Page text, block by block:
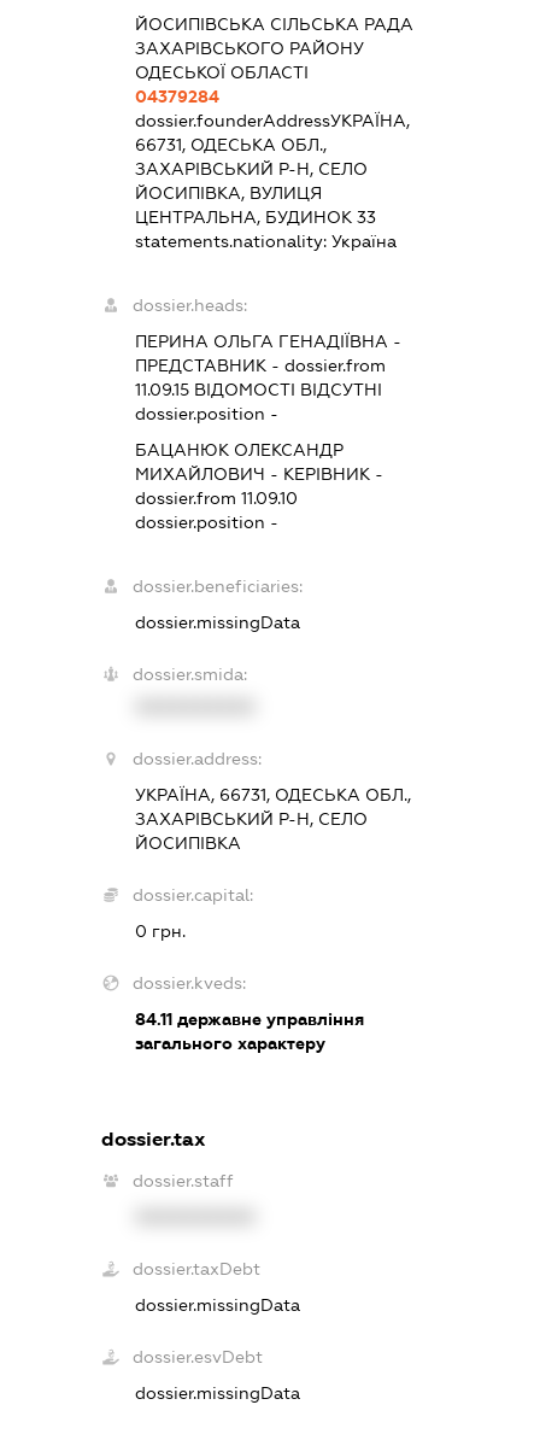
ЙОСИПІВСЬКА СІЛЬСЬКА РАДА
ЗАХАРІВСЬКОГО РАЙОНУ
ОДЕСЬКОЇ ОБЛАСТІ
04379284
dossier.founderAddressУКРАЇНА,
66731, ОДЕСЬКА ОБЛ.,
ЗАХАРІВСЬКИЙ Р-Н, СЕЛО
ЙОСИПІВКА, ВУЛИЦЯ
ЦЕНТРАЛЬНА, БУДИНОК 33
statements.nationality: Україна
dossier.heads:
ПЕРИНА ОЛЬГА ГЕНАДІЇВНА -
ПРЕДСТАВНИК- dossier.from
11.09.15ВІДОМОСТІ ВІДСУТНІ
dossier.position -
БАЦАНЮК ОЛЕКСАНДР
МИХАЙЛОВИЧ - КЕРІВНИК-
dossier.from 11.09.10
dossier.position -
dossier.beneficiaries:
dossier.missingData
dossier.smida:
dossier.address:
УКРАЇНА, 66731, ОДЕСЬКА ОБЛ.,
ЗАХАРІВСЬКИЙ Р-Н, СЕЛО
ЙОСИПІВКА
dossier.capital:
0 грн.
dossier.kveds:
84.11державне управління
загального характеру
dossier.tax
dossier.staff
dossier.taxDebt
dossier.missingData
dossier.esvDebt
dossier.missingData